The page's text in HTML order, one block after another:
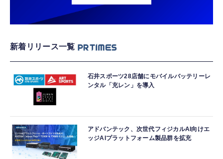
新着リリース一覧
石井スポーツ28店舗にモバイルバッテリーレ
ンタル「充レン」を導入
アドバンテック、次世代フィジカルAI向けエ
ッジAIプラットフォーム製品群を拡充